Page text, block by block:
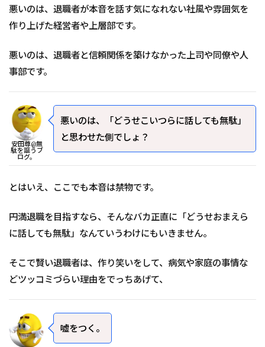
悪いのは、退職者が本音を話す気になれない社風や雰囲気を
作り上げた経営者や上層部です。
悪いのは、退職者と信頼関係を築けなかった上司や同僚や人
事部です。
安田尊@無
駄を謳うブ
ログ。
悪いのは、「どうせこいつらに話しても無駄」
と思わせた側でしょ？
とはいえ、ここでも本音は禁物です。
円満退職を目指すなら、そんなバカ正直に「どうせおまえら
に話しても無駄」なんていうわけにもいきません。
そこで賢い退職者は、作り笑いをして、病気や家庭の事情な
どツッコミづらい理由をでっちあげて、
嘘をつく。